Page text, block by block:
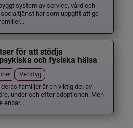
system av service, vård och
har som uppgift att ge
för att stödja
och fysiska hälsa
Verktyg
familjer är en viktig del av
under och efter adoptionen. Men
enbar...